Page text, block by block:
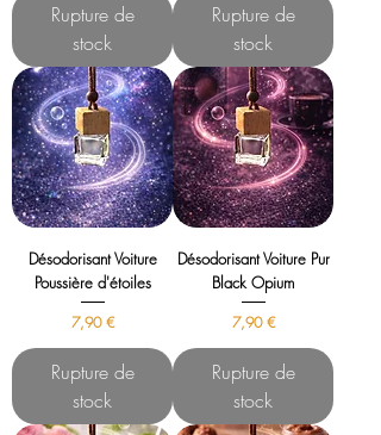
Rupture de
stock
Rupture de
stock
Désodorisant Voiture
Poussière d'étoiles
Prix
7,90 €
Rupture de
stock
Désodorisant Voiture Pur
Black Opium
Prix
7,90 €
Rupture de
stock